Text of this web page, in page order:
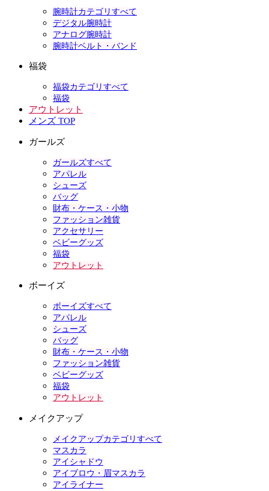
腕時計カテゴリすべて
デジタル腕時計
アナログ腕時計
腕時計ベルト・バンド
福袋
福袋カテゴリすべて
福袋
アウトレット
メンズ TOP
ガールズ
ガールズすべて
アパレル
シューズ
バッグ
財布・ケース・小物
ファッション雑貨
アクセサリー
ベビーグッズ
福袋
アウトレット
ボーイズ
ボーイズすべて
アパレル
シューズ
バッグ
財布・ケース・小物
ファッション雑貨
ベビーグッズ
福袋
アウトレット
メイクアップ
メイクアップカテゴリすべて
マスカラ
アイシャドウ
アイブロウ・眉マスカラ
アイライナー